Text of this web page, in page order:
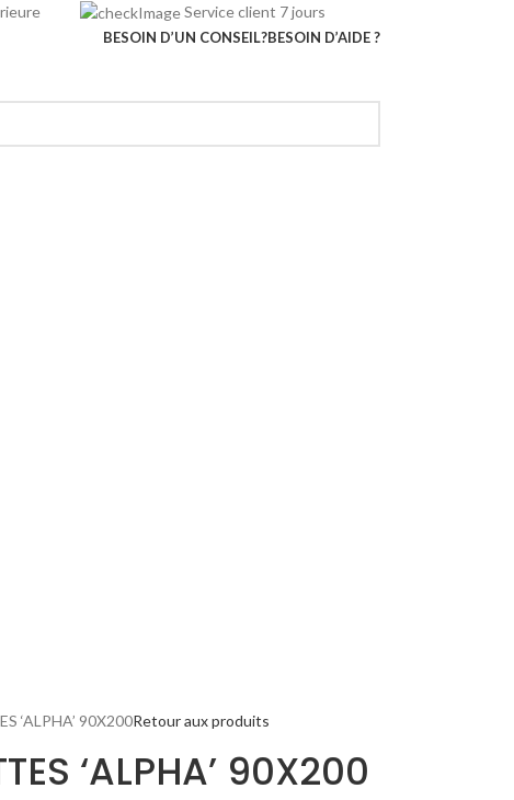
Service client 7 jours
BESOIN D’UN CONSEIL?BESOIN D’AIDE ?
‘ALPHA’ 90X200Retour aux produits
‘ALPHA’ 90X200